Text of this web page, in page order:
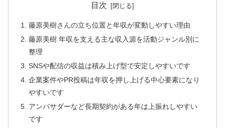
目次
藤原美樹さんの立ち位置と年収が変動しやすい理由
藤原美樹 年収を支える主な収入源を活動ジャンル別に
整理
SNSや配信の収益は積み上げ型で安定しやすいです
企業案件やPR投稿は年収を押し上げる中心要素になり
やすいです
アンバサダーなど長期契約がある年は上振れしやすい
です